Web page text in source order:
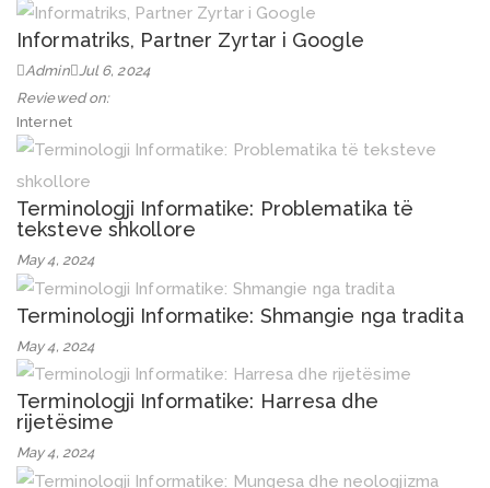
Informatriks, Partner Zyrtar i Google
Admin Jul 6, 2024
Reviewed on:
Internet
Terminologji Informatike: Problematika të
teksteve shkollore
May 4, 2024
Terminologji Informatike: Shmangie nga tradita
May 4, 2024
Terminologji Informatike: Harresa dhe
rijetësime
May 4, 2024